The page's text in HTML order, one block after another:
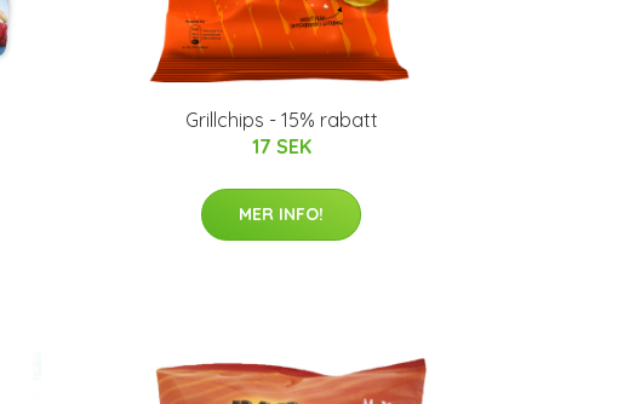
Grillchips - 15% rabatt
17 SEK
MER INFO!